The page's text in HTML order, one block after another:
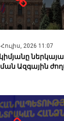
2026 11:07
Ազգային